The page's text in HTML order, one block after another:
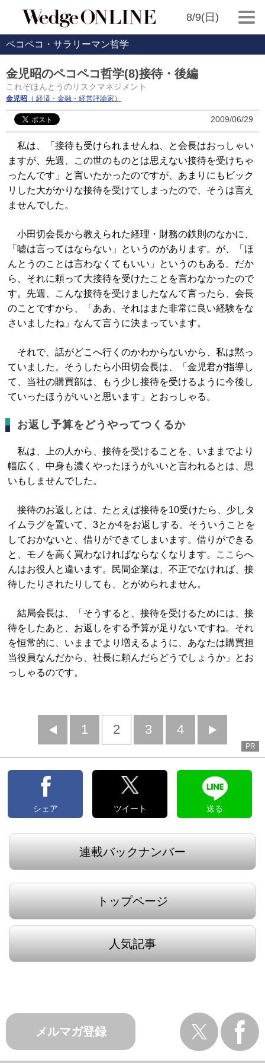
8/9(日)
ペコペコ・サラリーマン哲学
金児昭のペコペコ哲学(8)接待・後編
これぞほんとうのリスクマネジメント
金児昭 （ 経済・金融・経営評論家）
2009/06/29
私は、「接待も受けられませんね、と会長はおっしゃい
ますが、先週、この世のものとは思えない接待を受けちゃ
ったんです」と言いたかったのですが、あまりにもビック
リした大がかりな接待を受けてしまったので、そうは言え
ませんでした。
小田切会長から教えられた経理・財務の鉄則のなかに、
「嘘は言ってはならない」というのがあります。が、「ほ
んとうのことは言わなくてもいい」というのもある。だか
ら、それに頼って大接待を受けたことを言わなかったので
す。先週、こんな接待を受けましたなんて言ったら、会長
のことですから、「ああ、それはまた非常に良い経験をな
さいましたね」なんて言うに決まっています。
それで、話がどこへ行くのかわからないから、私は黙っ
ていました。そうしたら小田切会長は、「金児君が指導し
て、当社の購買部は、もう少し接待を受けるように今後し
ていったほうがいいと思います」とおっしゃる。
お返し予算をどうやってつくるか
私は、上の人から、接待を受けることを、いままでより
幅広く、中身も濃くやったほうがいいと言われるとは、思
いもしませんでした。
接待のお返しとは、たとえば接待を10受けたら、少しタ
イムラグを置いて、3とか4をお返しする。そういうことを
しておかないと、借りができてしまいます。借りができる
と、モノを高く買わなければならなくなります。ここらへ
んはお役人と違います。民間企業は、不正でなければ、接
待したりされたりしても、とがめられません。
結局会長は、「そうすると、接待を受けるためには、接
待をしたあと、お返しをする予算が足りないですね。それ
を恒常的に、いままでより増えるように、あなたは購買担
当役員なんだから、社長に頼んだらどうでしょうか」とお
っしゃるのです。
前
へ
1 2 3 4
へ
PR
シェア ツイート 送る
連載バックナンバー
トップページ
人気記事
メルマガ登録